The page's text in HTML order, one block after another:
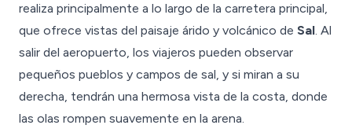
realiza principalmente a lo largo de la carretera principal,
que ofrece vistas del paisaje árido y volcánico de Sal. Al
salir del aeropuerto, los viajeros pueden observar
pequeños pueblos y campos de sal, y si miran a su
derecha, tendrán una hermosa vista de la costa, donde
las olas rompen suavemente en la arena.